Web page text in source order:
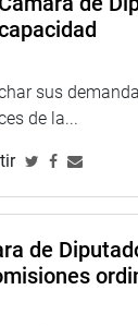
sus
de la...
de